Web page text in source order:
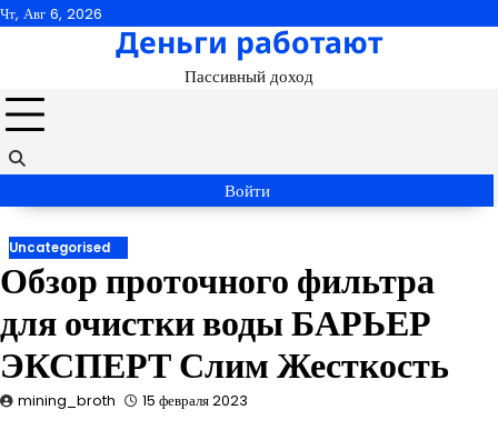
Перейти
Чт, Авг 6, 2026
Деньги работают
Пассивный доход
Войти
Uncategorised
Обзор проточного фильтра
для очистки воды БАРЬЕР
ЭКСПЕРТ Слим Жесткость
mining_broth 15 февраля 2023